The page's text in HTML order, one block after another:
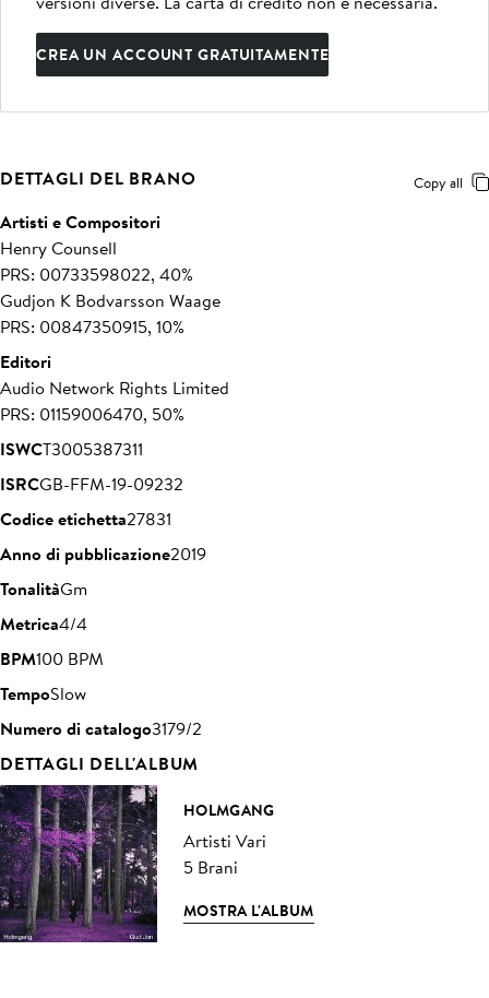
CREA UN ACCOUNT GRATUITAMENTE
DETTAGLI DEL BRANO Copy all
Artisti e Compositori
Henry Counsell
PRS: 00733598022, 40%
Gudjon K Bodvarsson Waage
PRS: 00847350915, 10%
Editori
Audio Network Rights Limited
PRS: 01159006470, 50%
ISWCT3005387311
ISRCGB-FFM-19-09232
Codice etichetta27831
Anno di pubblicazione2019
TonalitàGm
Metrica4/4
BPM100 BPM
TempoSlow
Numero di catalogo3179/2
DETTAGLI DELL'ALBUM
HOLMGANG
Artisti Vari
5 Brani
MOSTRA L'ALBUM